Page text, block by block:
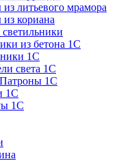
литьевого мрамора
кориана
из бетона 1С
1С
света 1С
1С
1С
1С